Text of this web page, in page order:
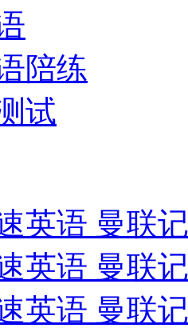
陪练
试
英语 曼联
英语 曼联
英语 曼联